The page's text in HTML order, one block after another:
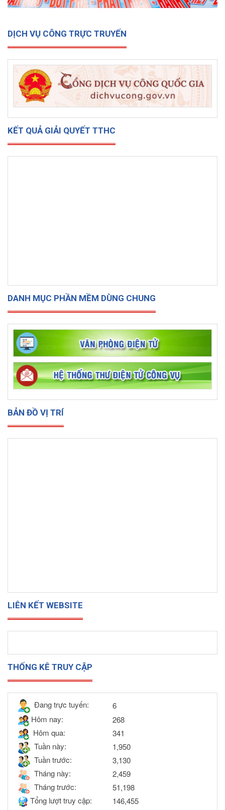
DỊCH VỤ CÔNG TRỰC TRUYẾN
KẾT QUẢ GIẢI QUYẾT TTHC
DANH MỤC PHẦN MỀM DÙNG CHUNG
BẢN ĐỒ VỊ TRÍ
LIÊN KẾT WEBSITE
THỐNG KÊ TRUY CẬP
Đang trực tuyến:
6
Hôm nay:
268
Hôm qua:
341
Tuần này:
1,950
Tuần trước:
3,130
Tháng này:
2,459
Tháng trước:
51,198
Tổng lượt truy cập:
146,455